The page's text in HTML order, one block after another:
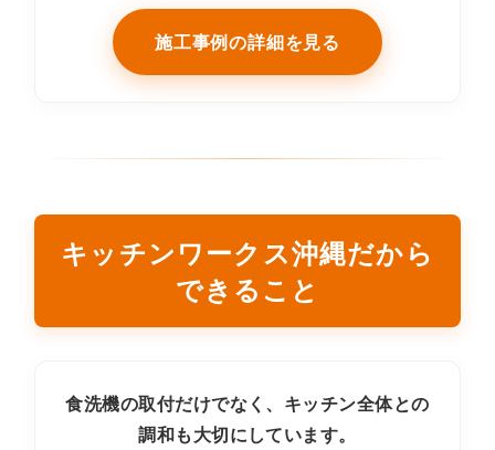
施工事例の詳細を見る
キッチンワークス沖縄だから
できること
食洗機の取付だけでなく、キッチン全体との
調和も大切にしています。